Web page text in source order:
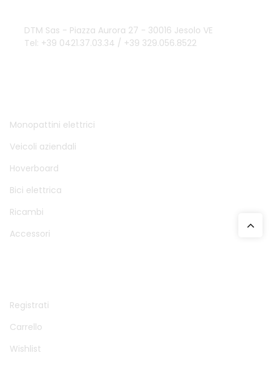
DTM Sas - Piazza Aurora 27 - 30016 Jesolo VE
Tel: +39 0421.37.03.34 / +39 329.056.8522
Monopattini elettrici
Veicoli aziendali
Hoverboard
Bici elettrica
Ricambi
Accessori
Registrati
Carrello
Wishlist